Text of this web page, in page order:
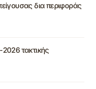
δια περιφοράς
τακτικής